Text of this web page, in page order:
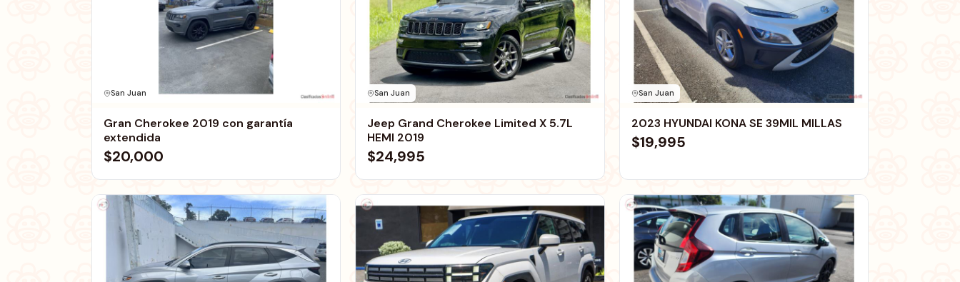
San Juan
Gran Cherokee 2019 con garantía
extendida
$20,000
San Juan
Jeep Grand Cherokee Limited X 5.7L
HEMI 2019
$24,995
San Juan
2023 HYUNDAI KONA SE 39MIL MILLAS
$19,995